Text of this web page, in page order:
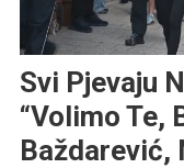
Svi Pjevaju
“Volimo Te,
Baždarević,